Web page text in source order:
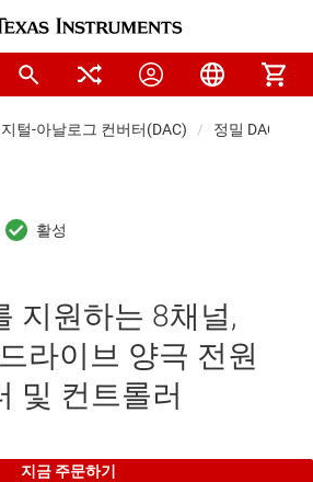
털-아날로그 컨버터(DAC) 정밀 DAC(≤10
지원하는 8채널,
라이브 양극 전원
및 컨트롤러
지금 주문하기